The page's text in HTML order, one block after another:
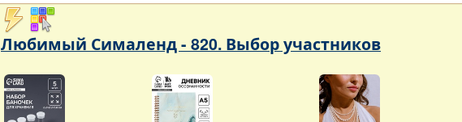
Любимый Сималенд - 820. Выбор участников